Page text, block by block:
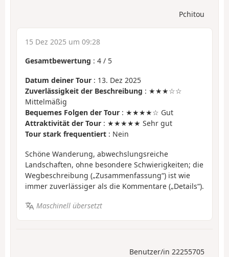
Pchitou
15 Dez 2025 um 09:28
Gesamtbewertung : 4 / 5
Datum deiner Tour : 13. Dez 2025
Zuverlässigkeit der Beschreibung : ★★★☆☆
Mittelmäßig
Bequemes Folgen der Tour : ★★★★☆ Gut
Attraktivität der Tour : ★★★★★ Sehr gut
Tour stark frequentiert : Nein
Schöne Wanderung, abwechslungsreiche
Landschaften, ohne besondere Schwierigkeiten; die
Wegbeschreibung („Zusammenfassung“) ist wie
immer zuverlässiger als die Kommentare („Details“).
Maschinell übersetzt
Benutzer/in 22255705